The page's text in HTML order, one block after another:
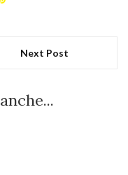
Next Post